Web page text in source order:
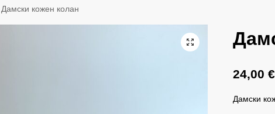
Дамски кожен колан
24,00€
Дамски